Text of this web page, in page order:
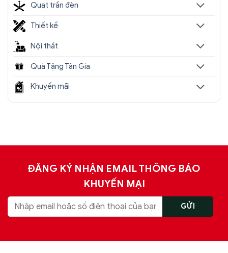
Quạt trần đèn
Thiết kế
Nội thất
Quà Tặng Tân Gia
Khuyến mãi
ĐĂNG KÝ NHẬN EMAIL THÔNG BÁO
KHUYẾN MẠI